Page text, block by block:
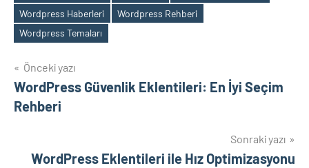
Etiketler
Wordpress Haberleri
Wordpress Rehberi
Wordpress Temaları
Yazı
gezinmesi
Önceki yazı
WordPress Güvenlik Eklentileri: En İyi Seçim
Rehberi
Sonraki yazı
WordPress Eklentileri ile Hız Optimizasyonu